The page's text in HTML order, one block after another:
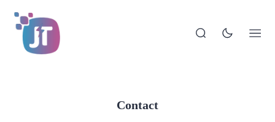
Contact